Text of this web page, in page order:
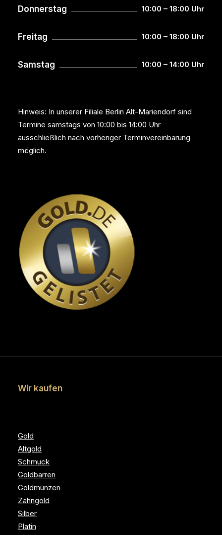
Donnerstag 10:00 – 18:00 Uhr
Freitag 10:00 – 18:00 Uhr
Samstag 10:00 – 14:00 Uhr
Hinweis: In unserer Filiale Berlin Alt-Mariendorf sind
Termine samstags von 10:00 bis 14:00 Uhr
ausschließlich nach vorheriger Terminvereinbarung
möglich.
Wir kaufen
Gold
Altgold
Schmuck
Goldbarren
Goldmünzen
Zahngold
Silber
Platin